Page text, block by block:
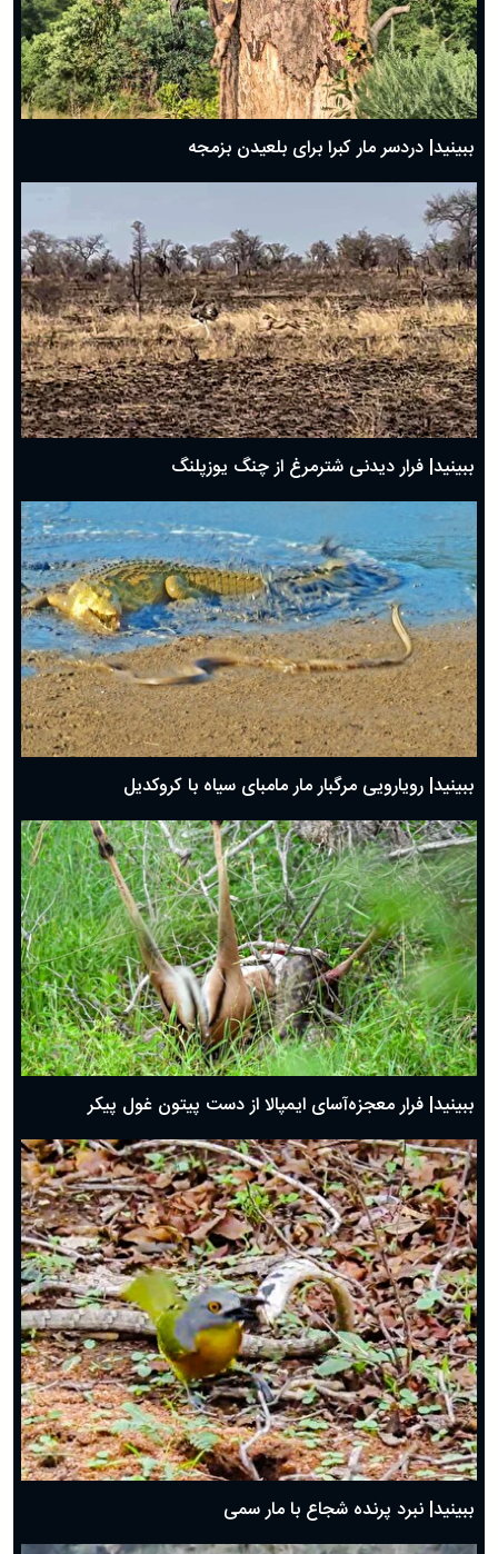
ببینید| دردسر مار کبرا برای بلعیدن بزمجه
ببینید| فرار دیدنی شترمرغ از چنگ یوزپلنگ
ببینید| رویارویی مرگبار مار مامبای سیاه با کروکدیل
ببینید| فرار معجزه‌آسای ایمپالا از دست پیتون غول پیکر
ببینید| نبرد پرنده شجاع با مار سمی